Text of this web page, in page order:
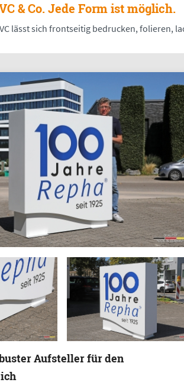
& Co. Jede Form ist möglich.
lässt sich frontseitig bedrucken, folieren,
Aufsteller für den